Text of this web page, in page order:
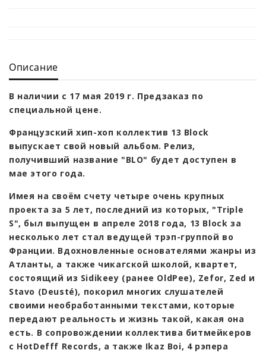
Описание
В наличии с 17 мая 2019 г. Предзаказ по
специальной цене.
Французский хип-хоп коллектив 13 Block
выпускает свой новый альбом. Релиз,
получивший название "BLO" будет доступен в
мае этого года.
Имея на своём счету четыре очень крупных
проекта за 5 лет, последний из которых, "Triple
S", был выпущен в апреле 2018 года, 13 Block за
несколько лет стал ведущей трэп-группой во
Франции. Вдохновленные основателями жанры из
Атланты, а также чикагской школой, квартет,
состоящий из Sidikeey (ранее OldPee), Zefor, Zed и
Stavo (Deusté), покорил многих слушателей
своими необработанными текстами, которые
передают реальность и жизнь такой, какая она
есть. В сопровождении коллектива битмейкеров
с HotDefff Records, а также Ikaz Boi, 4 рэпера